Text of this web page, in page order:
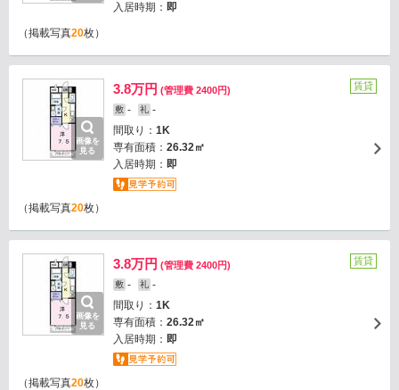
入居時期： 即
（掲載写真20枚）
画像を
見る
3.8万円 (管理費 2400円)
敷 - 礼 -
間取り： 1K
専有面積： 26.32㎡
入居時期： 即
賃貸
（掲載写真20枚）
画像を
見る
3.8万円 (管理費 2400円)
敷 - 礼 -
間取り： 1K
専有面積： 26.32㎡
入居時期： 即
賃貸
（掲載写真20枚）